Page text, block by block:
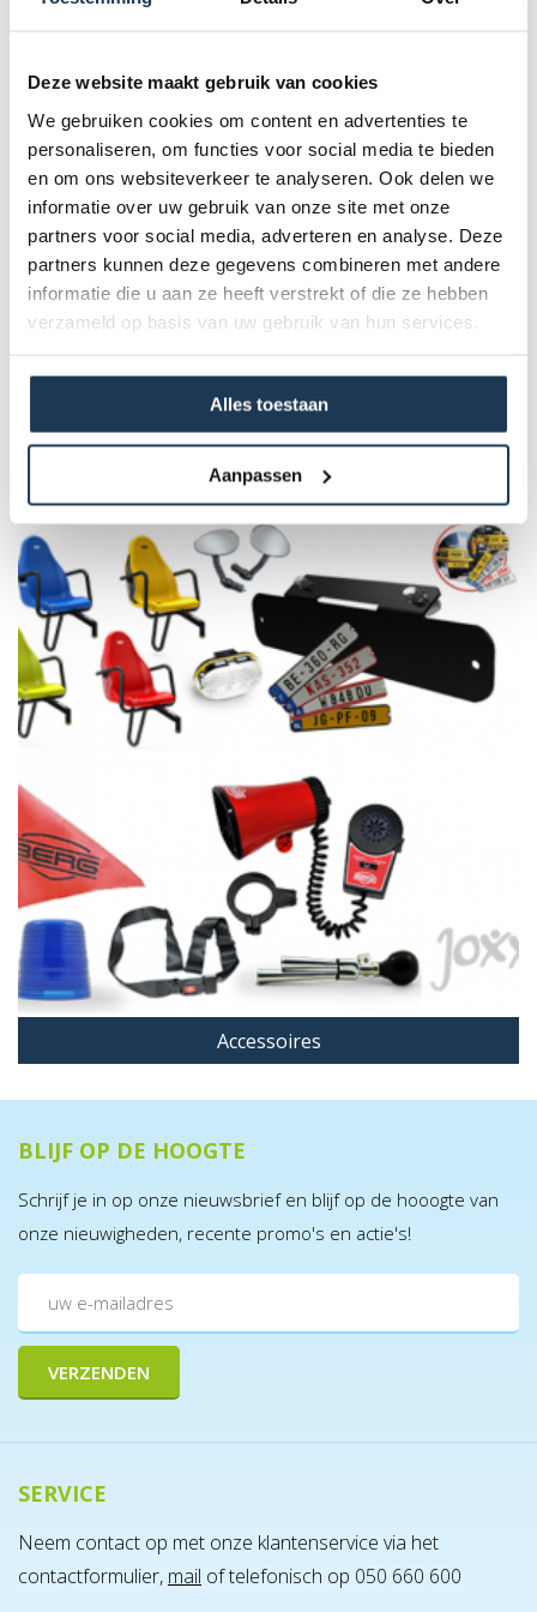
Deze website maakt gebruik van cookies
We gebruiken cookies om content en advertenties te
personaliseren, om functies voor social media te bieden
en om ons websiteverkeer te analyseren. Ook delen we
informatie over uw gebruik van onze site met onze
partners voor social media, adverteren en analyse. Deze
partners kunnen deze gegevens combineren met andere
informatie die u aan ze heeft verstrekt of die ze hebben
verzameld op basis van uw gebruik van hun services.
Alles toestaan
Aanpassen
Specificaties
Afmetingen (l x b x h):
18 x 62 x 5
Productgewicht (kg):
0,17
Product Code :
Dit product behoort tot de
volgende categorie(ën)
Accessoires
BLIJF OP DE HOOGTE
Schrijf je in op onze nieuwsbrief en blijf op de hooogte van
onze nieuwigheden, recente promo's en actie's!
SERVICE
Neem contact op met onze klantenservice via het
contactformulier, mail of telefonisch op 050 660 600